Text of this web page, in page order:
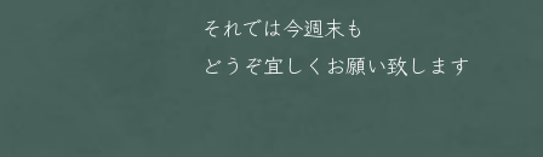
それでは今週末も
どうぞ宜しくお願い致します️️